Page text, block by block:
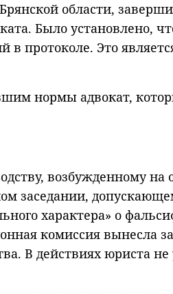
области,
Было установлено,
в протоколе. Это
нормы адвокат,
возбужденному на
заседании,
характера» о
комиссия вынесла
В действиях юриста